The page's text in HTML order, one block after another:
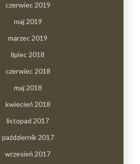
czerwiec 2019
maj 2019
marzec 2019
lipiec 2018
czerwiec 2018
maj 2018
kwiecień 2018
listopad 2017
październik 2017
wrzesień 2017